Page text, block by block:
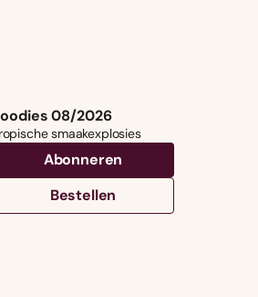
08/2026
smaakexplosies
Abonneren
Bestellen